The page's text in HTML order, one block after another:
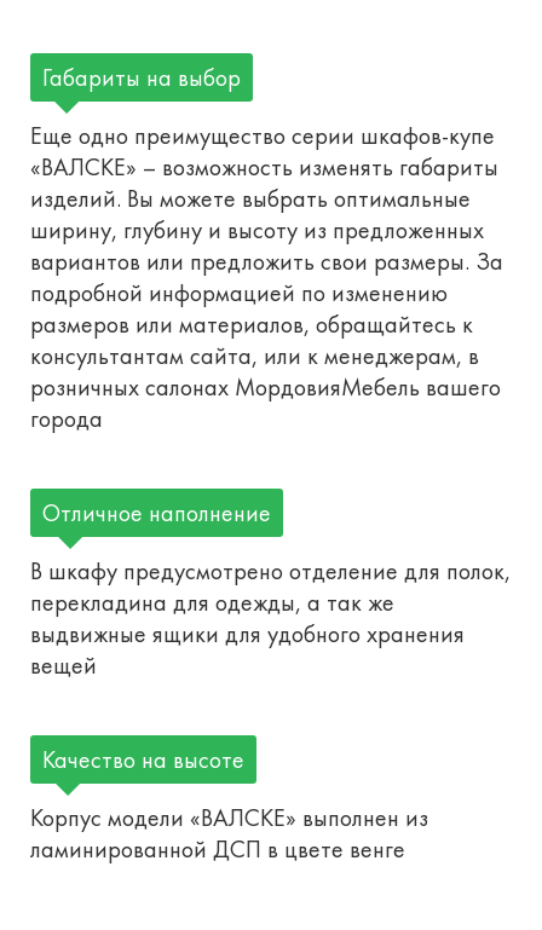
Габариты на выбор
Еще одно преимущество серии шкафов-купе
«ВАЛСКЕ» – возможность изменять габариты
изделий. Вы можете выбрать оптимальные
ширину, глубину и высоту из предложенных
вариантов или предложить свои размеры. За
подробной информацией по изменению
размеров или материалов, обращайтесь к
консультантам сайта, или к менеджерам, в
розничных салонах МордовияМебель вашего
города
Отличное наполнение
В шкафу предусмотрено отделение для полок,
перекладина для одежды, а так же
выдвижные ящики для удобного хранения
вещей
Качество на высоте
Корпус модели «ВАЛСКЕ» выполнен из
ламинированной ДСП в цвете венге